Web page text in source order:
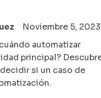
Noviembre 5, 2023
automatizar
principal?
si un caso de